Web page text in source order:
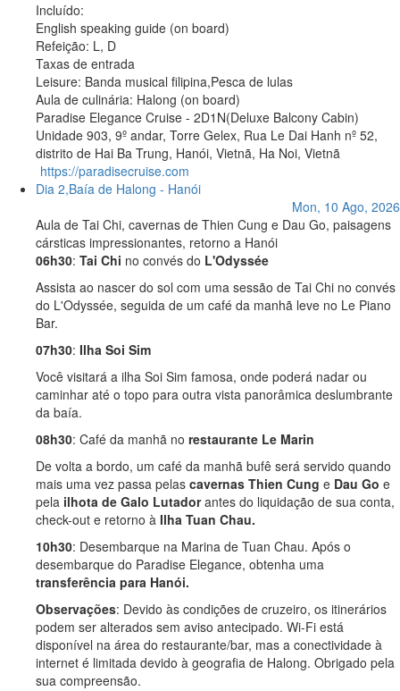
Incluído:
English speaking guide (on board)
Refeição: L, D
Taxas de entrada
Leisure: Banda musical filipina,Pesca de lulas
Aula de culinária: Halong (on board)
Paradise Elegance Cruise - 2D1N(Deluxe Balcony Cabin)
Unidade 903, 9º andar, Torre Gelex, Rua Le Dai Hanh nº 52,
distrito de Hai Ba Trung, Hanói, Vietnã, Ha Noi, Vietnã
https://paradisecruise.com
Dia 2,Baía de Halong - Hanói
Mon, 10 Ago, 2026
Aula de Tai Chi, cavernas de Thien Cung e Dau Go, paisagens
cársticas impressionantes, retorno a Hanói
06h30: Tai Chi no convés do L'Odyssée
Assista ao nascer do sol com uma sessão de Tai Chi no convés
do L'Odyssée, seguida de um café da manhã leve no Le Piano
Bar.
07h30: Ilha Soi Sim
Você visitará a ilha Soi Sim famosa, onde poderá nadar ou
caminhar até o topo para outra vista panorâmica deslumbrante
da baía.
08h30: Café da manhã no restaurante Le Marin
De volta a bordo, um café da manhã bufê será servido quando
mais uma vez passa pelas cavernas Thien Cung e Dau Go e
pela ilhota de Galo Lutadorantes do liquidação de sua conta,
check-out e retorno à Ilha Tuan Chau.
10h30: Desembarque na Marina de Tuan Chau. Após o
desembarque do Paradise Elegance, obtenha uma
transferência para Hanói.
Observações: Devido às condições de cruzeiro, os itinerários
podem ser alterados sem aviso antecipado. Wi-Fi está
disponível na área do restaurante/bar, mas a conectividade à
internet é limitada devido à geografia de Halong. Obrigado pela
sua compreensão.